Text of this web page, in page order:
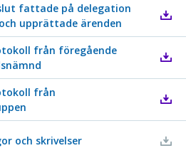
fattade på delegation
upprättade ärenden
från föregående
från
och skrivelser